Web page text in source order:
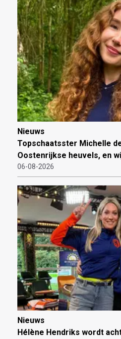
Nieuws
Topschaatsster Michelle
Oostenrijkse heuvels, en
06-08-2026
Nieuws
Hélène Hendriks wordt